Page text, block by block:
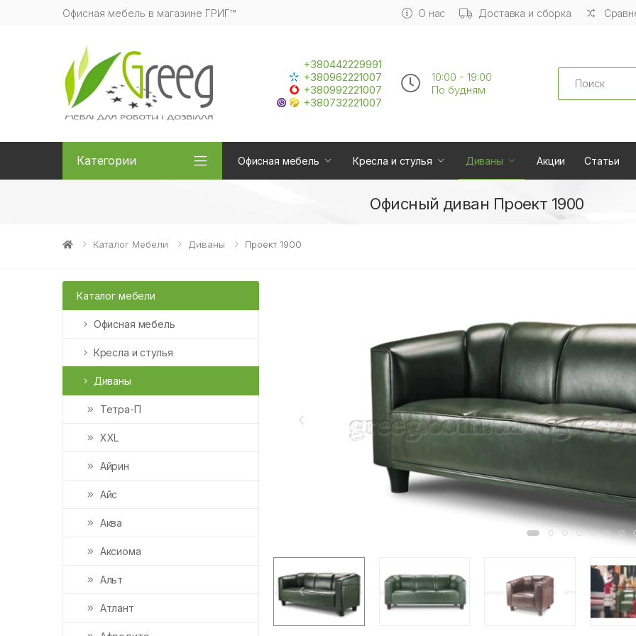
Офисная мебель в магазине ГРИГ™ О нас Доставка и сборка
+380442229991
+380962221007
+380992221007
+380732221007
10:00 - 19:00
По будням
Search
Категории Офисная мебель Кресла и стулья Диваны Акции Статьи
Офисный диван Проект 1900
Каталог Мебели Диваны Проект 1900
Каталог мебели
Офисная мебель
Кресла и стулья
Диваны
Teтра-П
XXL
Айрин
Айс
Аква
Аксиома
Альт
Атлант
‹
‹